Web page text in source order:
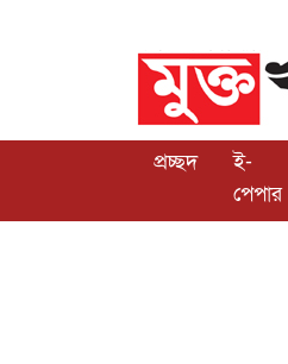
প্রচ্ছদ
ই-
পেপার